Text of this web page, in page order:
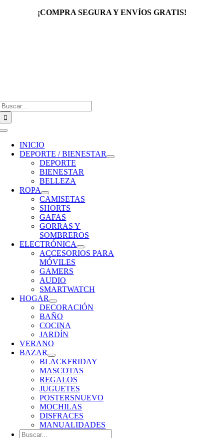
¡COMPRA SEGURA Y ENVÍOS GRATIS!
Toggle
Navigation
INICIO
DEPORTE / BIENESTAR
DEPORTE
BIENESTAR
BELLEZA
ROPA
CAMISETAS
SHORTS
GAFAS
GORRAS Y
SOMBREROS
ELECTRÓNICA
ACCESORIOS PARA
MÓVILES
GAMERS
AUDIO
SMARTWATCH
HOGAR
DECORACIÓN
BAÑO
COCINA
JARDÍN
VERANO
BAZAR
BLACKFRIDAY
MASCOTAS
REGALOS
JUGUETES
POSTERSNUEVO
MOCHILAS
DISFRACES
MANUALIDADES
Buscar: